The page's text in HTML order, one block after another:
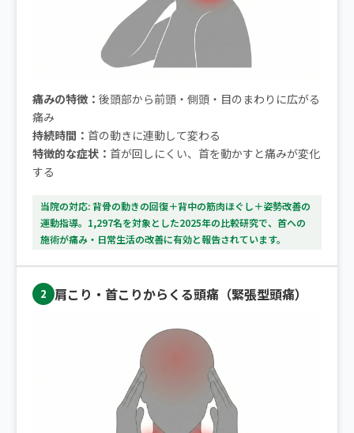
痛みの特徴： 後頭部から前頭・側頭・目のまわりに広がる
痛み
持続時間： 首の動きに連動して変わる
特徴的な症状： 首が回しにくい、首を動かすと痛みが変化
する
当院の対応: 背骨の動きの回復＋背中の筋肉ほぐし＋姿勢改善の
運動指導。1,297名を対象とした2025年の比較研究で、首への
施術が痛み・日常生活の改善に有効と報告されています。
2 肩こり・首こりからくる頭痛（緊張型頭痛）